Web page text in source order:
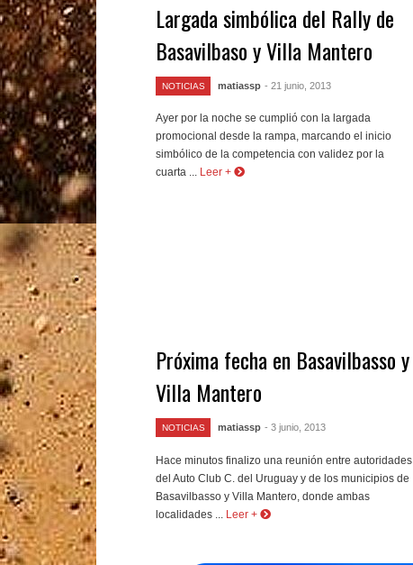
Largada simbólica del Rally de
Basavilbaso y Villa Mantero
NOTICIAS matiassp - 21 junio, 2013
Ayer por la noche se cumplió con la largada
promocional desde la rampa, marcando el inicio
simbólico de la competencia con validez por la
cuarta ... Leer +
Próxima fecha en Basavilbasso y
Villa Mantero
NOTICIAS matiassp - 3 junio, 2013
Hace minutos finalizo una reunión entre autoridades
del Auto Club C. del Uruguay y de los municipios de
Basavilbasso y Villa Mantero, donde ambas
localidades ...
Leer +